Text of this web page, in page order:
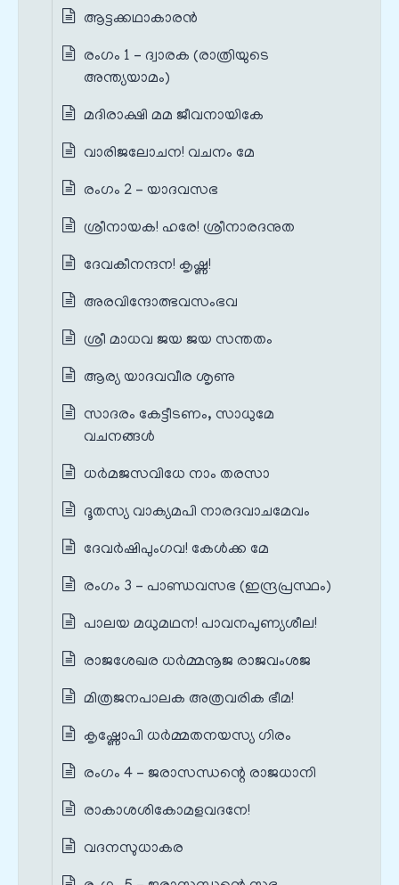
ആട്ടക്കഥാകാരൻ
രംഗം 1 – ദ്വാരക (രാത്രിയുടെ
അന്ത്യയാമം)
മദിരാക്ഷി മമ ജീവനായികേ
വാരിജലോചന! വചനം മേ
രംഗം 2 – യാദവസഭ
ശ്രീനായക! ഹരേ! ശ്രീനാരദനുത
ദേവകീനന്ദന! കൃഷ്ണ!
അരവിന്ദോത്ഭവസംഭവ
ശ്രീ മാധവ ജയ ജയ സന്തതം
ആര്യ യാദവവീര ശൃണു
സാദരം കേട്ടീടണം, സാധുമേ
വചനങ്ങൾ
ധർമജസവിധേ നാം തരസാ
ദൂതസ്യ വാക്യമപി നാരദവാചമേവം
ദേവർഷിപുംഗവ! കേൾക്ക മേ
രംഗം 3 – പാണ്ഡവസഭ (ഇന്ദ്രപ്രസ്ഥം)
പാലയ മധുമഥന! പാവനപുണ്യശീല!
രാജശേഖര ധർമ്മനൂജ രാജവംശജ
മിത്രജനപാലക അത്രവരിക ഭീമ!
കൃഷ്ണോപി ധർമ്മതനയസ്യ ഗിരം
രംഗം 4 – ജരാസന്ധന്റെ രാജധാനി
രാകാശശികോമളവദനേ!
വദനസുധാകര